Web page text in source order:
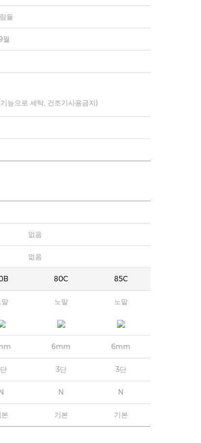
들
월
능으로 세탁, 건조기사용금지)
없음
없음
80C 85C
말 노말 노말
6mm 6mm
3단 3단
N N
본 기본 기본